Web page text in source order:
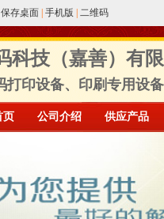
保存桌面 手机版 二维码
科技（嘉善）有
打印设备、印刷专用设
页 公司介绍 供应产品